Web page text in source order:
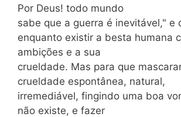
Por Deus! todo mundo
sabe que a guerra é inevitável," e
enquanto existir a besta humana
ambições e a sua
crueldade. Mas para que
crueldade espontânea, natural,
irremediável, fingindo uma boa
não existe, e fazer